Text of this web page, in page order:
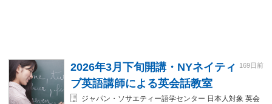
2026年3月下旬開講・NYネイティ
ブ英語講師による英会話教室
169日前
ジャパン・ソサエティー語学センター 日本人対象 英会